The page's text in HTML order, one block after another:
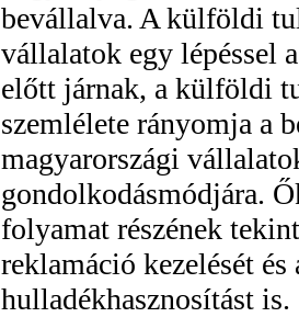
bevállalva. A külföldi
vállalatok egy lépéssel
előtt járnak, a külföldi
szemlélete rányomja a
magyarországi
gondolkodásmódjára.
folyamat részének
reklamáció kezelését és
hulladékhasznosítást is.